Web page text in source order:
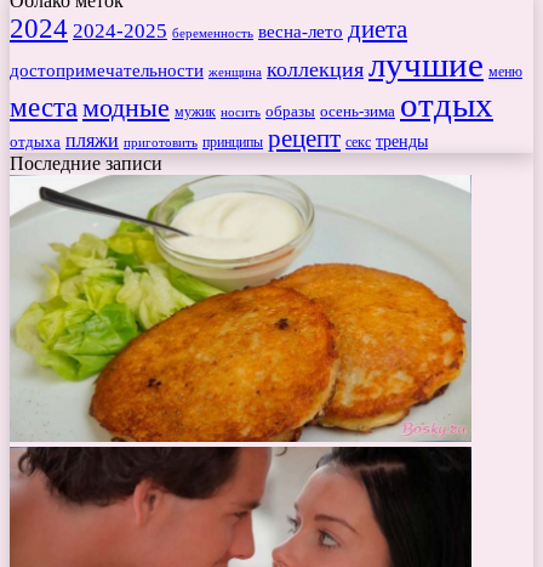
2024 2024-2025 беременность весна-лето диета
достопримечательности женщина коллекция лучшие меню
места модные мужик носить образы осень-зима отдых
отдыха пляжи приготовить принципы рецепт секс тренды
Последние записи